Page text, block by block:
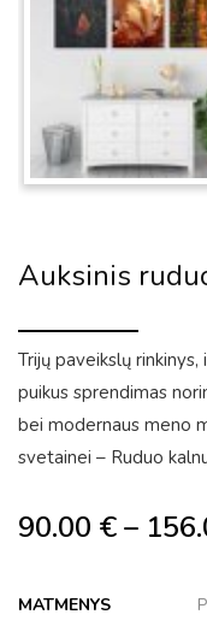
Auksinis
Trijų paveikslų
puikus sprendimas
bei modernaus meno
svetainei – Ruduo
90.00 €–
MATMENYS